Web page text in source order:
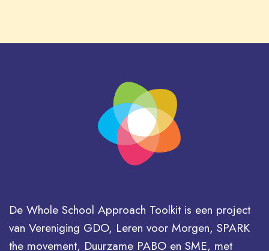
De Whole School Approach Toolkit is een project
van Vereniging GDO, Leren voor Morgen, SPARK
the movement, Duurzame PABO en SME, met